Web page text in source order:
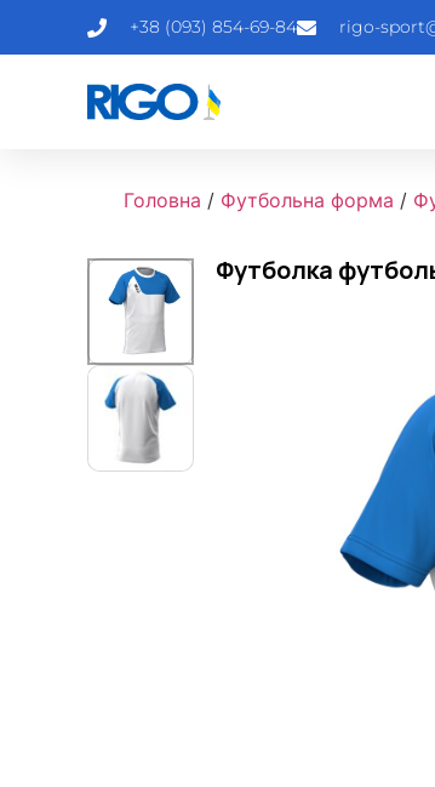
+38 (093) 854-69-84 rigo-
Головна / Футбольна форма /
Футболка